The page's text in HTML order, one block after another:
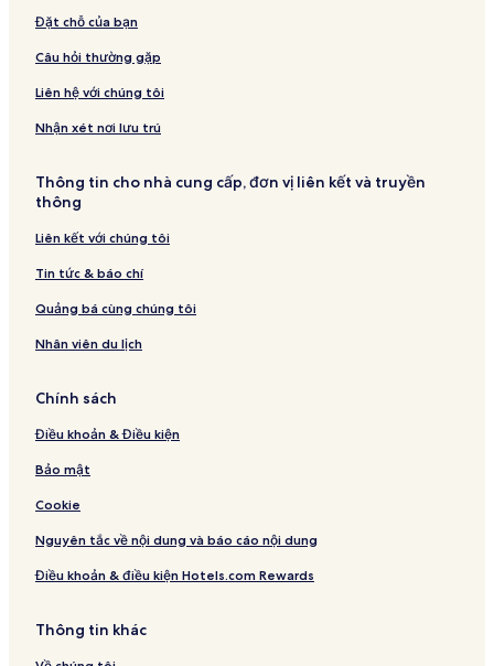
Đặt chỗ của bạn
Câu hỏi thường gặp
Liên hệ với chúng tôi
Nhận xét nơi lưu trú
Thông tin cho nhà cung cấp, đơn vị liên kết và truyền
thông
Liên kết với chúng tôi
Tin tức & báo chí
Quảng bá cùng chúng tôi
Nhân viên du lịch
Chính sách
Điều khoản & Điều kiện
Bảo mật
Cookie
Nguyên tắc về nội dung và báo cáo nội dung
Điều khoản & điều kiện Hotels.com Rewards
Thông tin khác